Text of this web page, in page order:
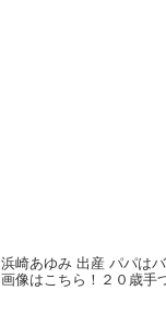
浜崎あゆみ 出産 パパは
画像はこちら！２０歳手